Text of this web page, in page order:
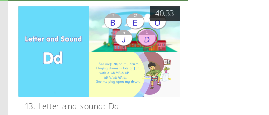
40.33
13. Letter and sound: Dd